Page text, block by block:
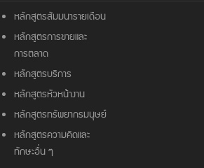
หลักสูตรสัมมนารายเดือน
หลักสูตรการขายและ
การตลาด
หลักสูตรบริการ
หลักสูตรหัวหน้างาน
หลักสูตรทรัพยากรมนุษย์
หลักสูตรความคิดและ
ทักษะอื่น ๆ